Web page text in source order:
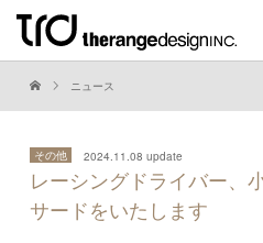
ニュース
その他 2024.11.08 update
レーシングドライバー、
サードをいたします